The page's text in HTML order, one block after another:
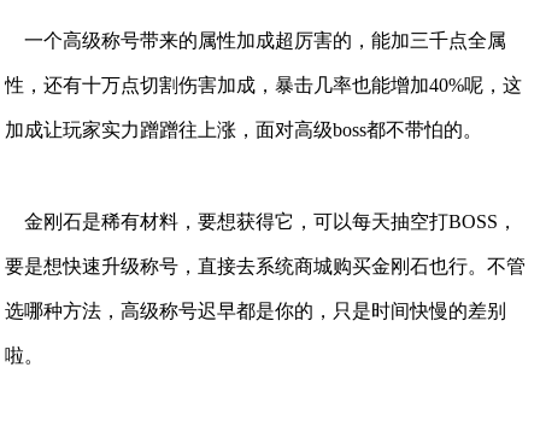
一个高级称号带来的属性加成超厉害的，能加三千点全属
性，还有十万点切割伤害加成，暴击几率也能增加40%呢，这
加成让玩家实力蹭蹭往上涨，面对高级boss都不带怕的。
金刚石是稀有材料，要想获得它，可以每天抽空打BOSS，
要是想快速升级称号，直接去系统商城购买金刚石也行。不管
选哪种方法，高级称号迟早都是你的，只是时间快慢的差别
啦。